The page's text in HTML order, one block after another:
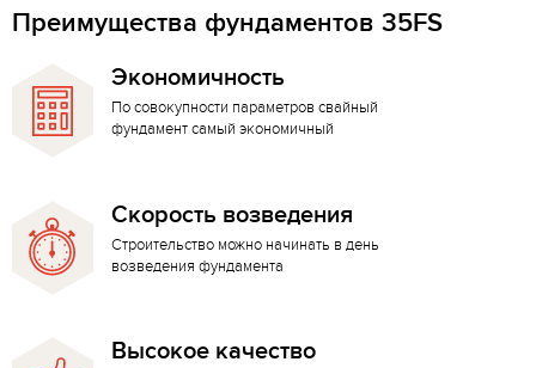
Преимущества фундаментов 35FS
Экономичность
По совокупности параметров свайный
фундамент самый экономичный
Скорость возведения
Строительство можно начинать в день
возведения фундамента
Высокое качество